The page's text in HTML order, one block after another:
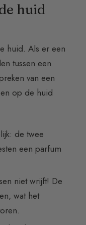
huid
huid. Als er een
tussen een
van een
op de huid
de twee
een parfum
niet wrijft! De
wat het